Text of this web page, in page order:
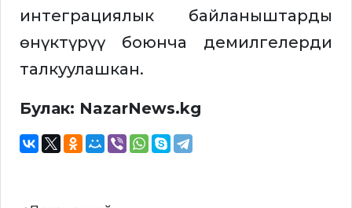
интеграциялык байланыштарды
өнүктүрүү боюнча демилгелерди
талкуулашкан.
Булак: NazarNews.kg